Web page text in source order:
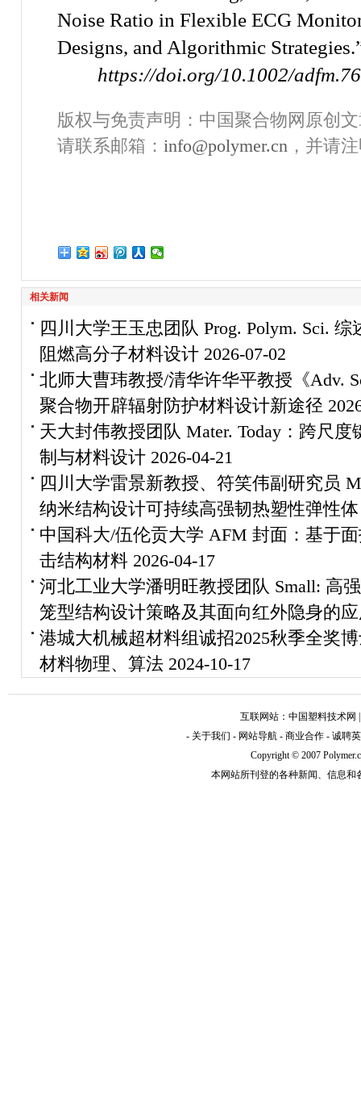
Noise Ratio in Flexible ECG
Designs, and Algorithmic Strategies.
https://doi.org/10.1002/
版权与免责声明：中国聚合物网原创
请联系邮箱： info@polymer.cn ，并请
相关新闻
四川大学王玉忠团队 Prog. Polym. Sci.
阻燃高分子材料设计 2026-07-02
北师大曹玮教授/清华许华平教授《Adv.
聚合物开辟辐射防护材料设计新途径
天大封伟教授团队 Mater. Today：跨尺
制与材料设计 2026-04-21
四川大学雷景新教授、符笑伟副研究员
纳米结构设计可持续高强韧热塑性弹性体
中国科大/伍伦贡大学 AFM 封面：基于
击结构材料 2026-04-17
河北工业大学潘明旺教授团队 Small: 高
笼型结构设计策略及其面向红外隐身的
港城大机械超材料组诚招2025秋季全奖
材料物理、算法 2024-10-17
互联网站： 中国塑料技术网
- 关于我们 - 网站导航- 商业合作- 诚聘
Copyright © 2007
本网站所刊登的各种新闻、信息